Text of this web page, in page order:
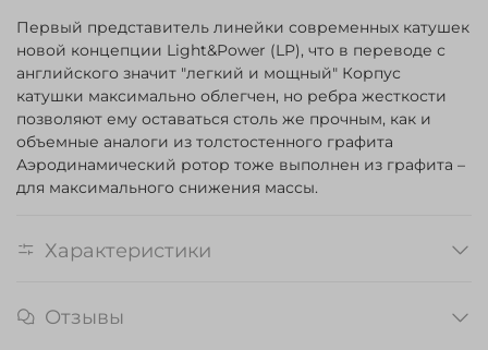
Первый представитель линейки современных катушек
новой концепции Light&Power (LP), что в переводе с
английского значит "легкий и мощный" Корпус
катушки максимально облегчен, но ребра жесткости
позволяют ему оставаться столь же прочным, как и
объемные аналоги из толстостенного графита
Аэродинамический ротор тоже выполнен из графита –
для максимального снижения массы.
Характеристики
Отзывы